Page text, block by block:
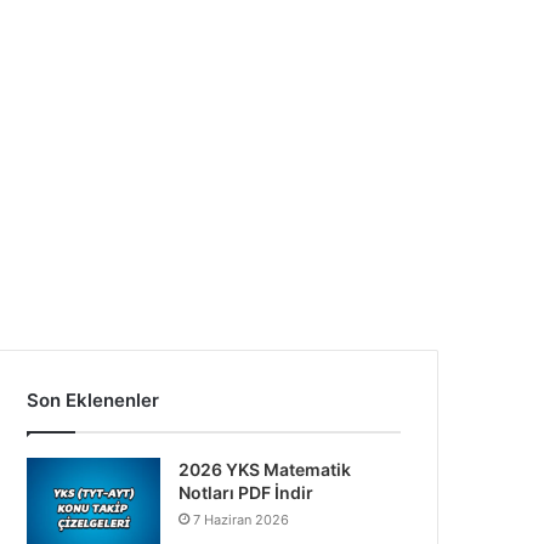
Son Eklenenler
2026 YKS Matematik
Notları PDF İndir
7 Haziran 2026